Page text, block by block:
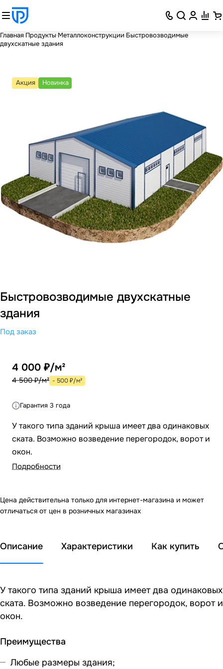
Главная Продукты Металлоконструкции Быстровозводимые
двухскатные здания
Акция Новинка
Быстровозводимые двухскатные
здания
Под заказ
4 000 ₽/м²
4 500 ₽/м² - 500 ₽/м²
Гарантия 3 года
У такого типа зданий крыша имеет два одинаковых
ската. Возможно возведение перегородок, ворот и
окон.
Подробности
Цена действительна только для интернет-магазина и может
отличаться от цен в розничных магазинах
Описание Характеристики Как купить
У такого типа зданий крыша имеет два одинаковых
ската. Возможно возведение перегородок, ворот и
окон.
Преимущества
Любые размеры здания;